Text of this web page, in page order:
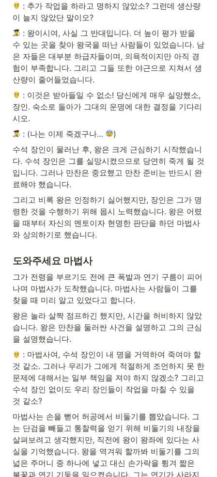
: 추가 작업을 하라고 명하지 않았소? 그런데 생산량
이 늘지 않았단 말이오?
: 왕이시여, 사실 그 반대입니다. 더 높이 평가 받을
수 있는 곳을 찾아 왕국을 떠난 사람들이 있었습니다. 남
은 자들은 대부분 하급자들이며, 의욕적이지만 아직 경
험이 부족합니다. 그리고 그들 또한 야근으로 지쳐서 생
산량이 줄어들었습니다.
: 이것은 받아들일 수 없소! 당신에게 매우 실망했소,
장인. 숙소로 돌아가 그대의 운명에 대한 결정을 기다리
시오.
: (나는 이제 죽겠구나…
)
수석 장인이 물러난 후, 왕은 크게 근심하기 시작했습니
다. 수석 장인은 그를 실망시켰으므로 당연히 죽게 될 것
입니다. 그러나 만찬은 중요했고 만찬 준비는 반드시 완
료해야 했습니다.
그리고 비록 왕은 인정하기 싫어했지만, 장인은 그가 명
령한 것을 수행하기 위해 몹시 노력했습니다. 왕은 어렸
을 때부터 자신의 멘토이자 현명한 판단을 하던 마법사
와 상의하기로 했습니다.
도와주세요 마법사
그가 전령을 부르기도 전에 큰 폭발과 연기 구름이 피어
나며 마법사가 도착했습니다. 마법사는 사람들이 그를
찾을 때 미리 알고 있었다고 합니다.
왕은 놀라 살짝 점프하긴 했지만, 시간을 허비하지 않았
습니다. 왕은 만찬을 둘러싼 사건을 설명하고 그의 근심
을 설명했습니다.
: 마법사여, 수석 장인이 내 명을 거역하여 죽여야 할
것 같소. 그러나 우리가 그에게 적절하게 조언하지 못 한
문제에 대해서는 일부 책임을 져야 하지 않겠소? 그리고
수석 장인 없이도 우리 장인들이 작업을 마칠 수 있을
것 같소?
마법사는 손을 뻗어 허공에서 비둘기를 뽑았습니다. 그
는 단검을 빼들고 통찰력을 얻기 위해 비둘기의 내장을
살펴보려고 생각했지만, 직전에 왕이 왕좌에 있다는 사
실을 기억했습니다. 왕을 역겨워 할까봐 비둘기를 그의
넓은 주머니 중 하나에 넣고 대신 손가락을 튕겨 짧은
불꽃과 연기 기둥을 일으켰습니다. 그는 연기가 사라지